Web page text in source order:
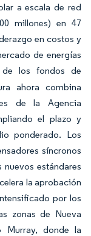
a escala de red
millones) en 47
en costos y
de energías
los fondos de
ahora combina
de la Agencia
el plazo y
ponderado. Los
síncronos
estándares
la aprobación
por los
zonas de Nueva
Murray, donde la